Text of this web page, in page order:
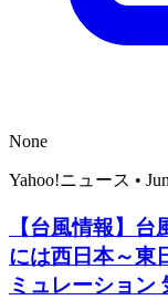
None
Yahoo!ニュース •
【台風情報】
には西日本～東
ミュレーション